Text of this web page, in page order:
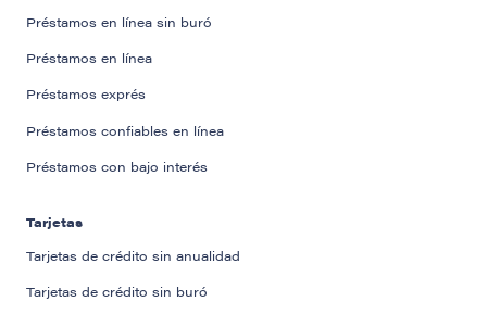
Préstamos en línea sin buró
Préstamos en línea
Préstamos exprés
Préstamos confiables en línea
Préstamos con bajo interés
Tarjetas
Tarjetas de crédito sin anualidad
Tarjetas de crédito sin buró